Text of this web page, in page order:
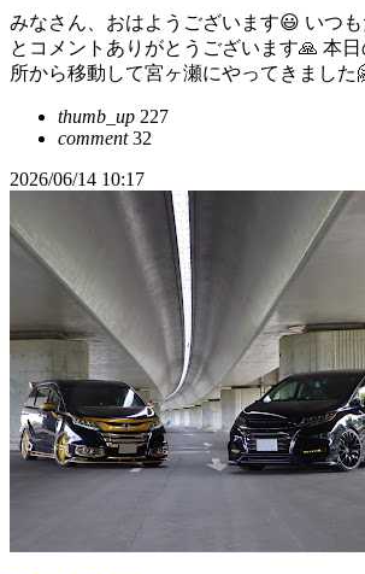
みなさん、おはようございます😃 いつ
とコメントありがとうございます🙏 本
所から移動して宮ヶ瀬にやってきました
thumb_up 227
comment32
2026/06/14 10:17